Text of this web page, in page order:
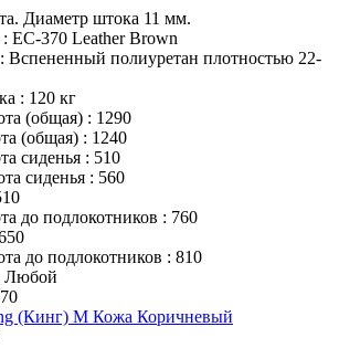
Диаметр штока 11 мм.
: EC-370 Leather Brown
: Вспененный полиуретан плотностью 22-
: 120 кг
(общая) : 1290
(общая) : 1240
сиденья : 510
сиденья : 560
до подлокотников : 760
до подлокотников : 810
Любой
(Кинг) M Кожа Коричневый